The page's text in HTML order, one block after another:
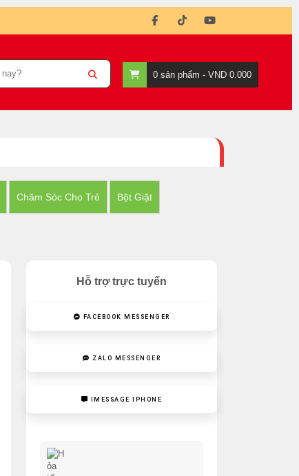
0sản phẩm - VND 0.000
Chăm Sóc Cho Trẻ Bột Giặt
Hỗ trợ trực tuyến
FACEBOOK MESSENGER
ZALO MESSENGER
IMESSAGE IPHONE